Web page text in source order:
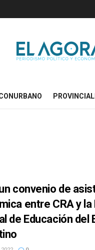
convenio de
entre CRA y
de Educación del